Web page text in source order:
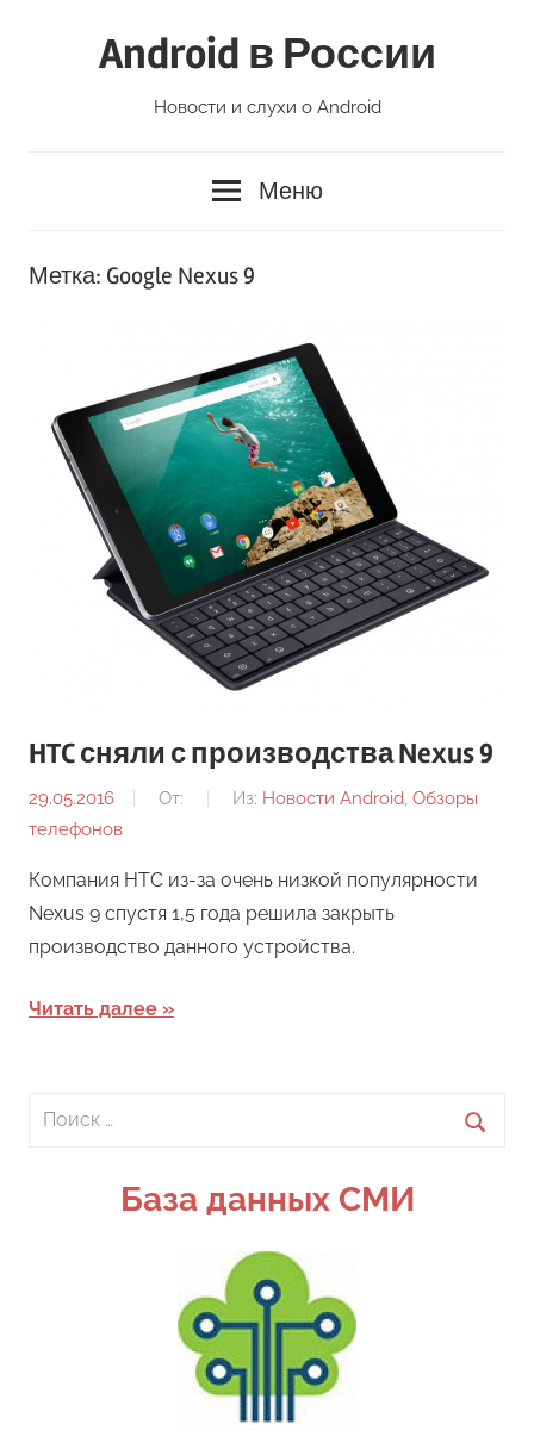
Android в России
Новости и слухи о Android
Меню
Метка: Google Nexus 9
HTC сняли с производства Nexus 9
29.05.2016 От: Из: Новости Android Обзоры
телефонов
Компания HTC из-за очень низкой популярности
Nexus 9 спустя 1,5 года решила закрыть
производство данного устройства.
Читать далее
Поиск
База данных СМИ